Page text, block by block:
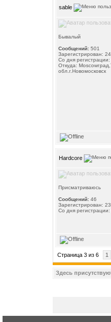
sable
Бывалый
Сообщений: 501
Зарегистрирован:
Со дня регистрации:
Откуда:
обл.г.Новомосковск
Hardcore
Присматриваюсь
Сообщений: 46
Зарегистрирован:
Со дня регистрации:
Страница 3 из 6 1
Здесь